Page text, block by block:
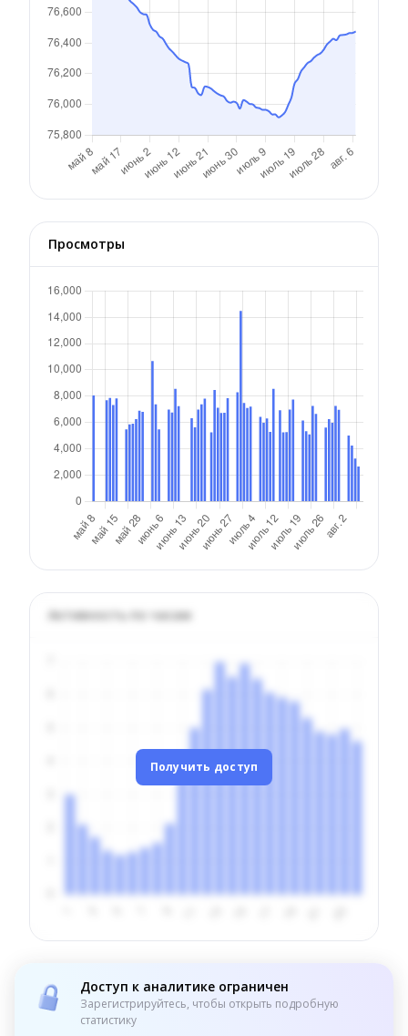
Просмотры
Активность по часам
Получить доступ
Доступ к аналитике ограничен
Зарегистрируйтесь, чтобы открыть подробную
статистику